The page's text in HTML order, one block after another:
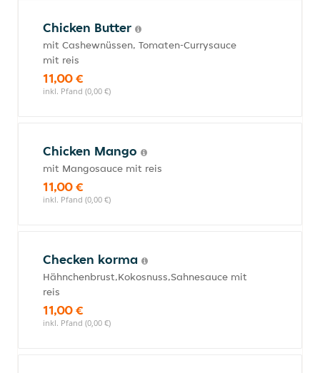
Chicken Butter
mit Cashewnüssen, Tomaten-Currysauce
mit reis
11,00 €
inkl. Pfand (0,00 €)
Chicken Mango
mit Mangosauce mit reis
11,00 €
inkl. Pfand (0,00 €)
Checken korma
Hähnchenbrust,Kokosnuss,Sahnesauce mit
reis
11,00 €
inkl. Pfand (0,00 €)